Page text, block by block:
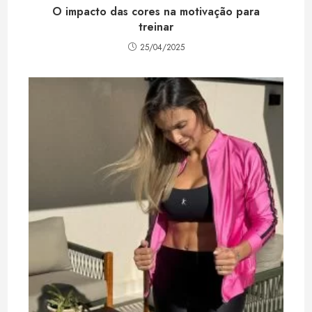
O impacto das cores na motivação para
treinar
25/04/2025